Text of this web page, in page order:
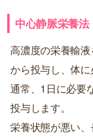
中心静脈栄養法
高濃度の栄養輸液
から投与し、体に
通常、1日に必要
投与します。
栄養状態が悪い